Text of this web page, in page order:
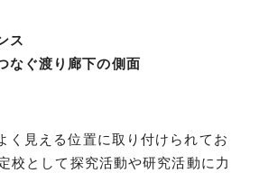
ス
なぐ渡り廊下の側面
く見える位置に取り付けられてお
校として探究活動や研究活動に力